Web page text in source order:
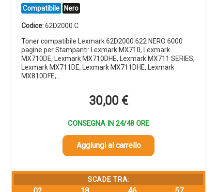
Compatibile Nero
Codice:62D2000.C
Toner compatibile Lexmark 62D2000 622 NERO 6000
pagine per Stampanti: Lexmark MX710, Lexmark
MX710DE, Lexmark MX710DHE, Lexmark MX711 SERIES,
Lexmark MX711DE, Lexmark MX711DHE, Lexmark
MX810DFE,…
30,00 €
CONSEGNA IN 24/48 ORE
Aggiungi al carrello
SCADE TRA: